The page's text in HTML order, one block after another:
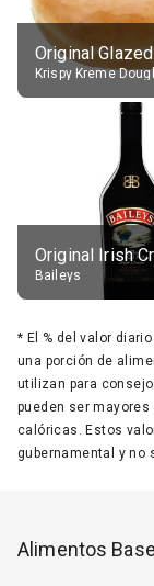
Krispy Kreme
Baileys
* El % del valor
una porción de
utilizan para
pueden ser
calóricas. Estos
gubernamental y no
Alimentos